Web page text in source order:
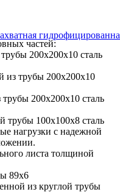
частей:
200х200х10 сталь
из трубы 200х200х10
200х200х10 сталь
трубы 100х100х8 сталь
нагрузки с надежной
листа толщиной
89х6
из круглой трубы